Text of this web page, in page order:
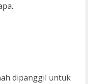
dipanggil untuk